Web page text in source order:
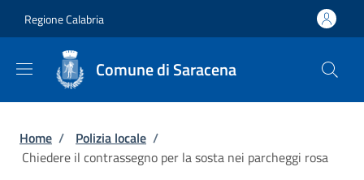
Regione Calabria
Comune di Saracena
Briciole di pane
Home / Polizia locale /
Chiedere il contrassegno per la sosta nei parcheggi rosa